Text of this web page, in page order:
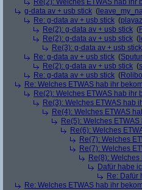
Re(2): Welches ETWAS hab ihr
g-data av + usb stick (
Re: g-data av + usb stick (playaz
Re(2): g-data av + usb stick (
Re(2): g-data av + usb stick (
Re(3): g-data av + usb stick
Re: g-data av + usb stick (
Re(2): g-data av + usb stick (
Re: g-data av + usb stick (
Re: Welches ETWAS hab ihr
Re(2): Welches ETWAS hab ihr
Re(3): Welches ETWAS hab
Re(4): Welches ETWAS
Re(5): Welches
Re(6): Welches
Re(7): Welches
Re(7): Welches
Re(8):
Dafür habe
Re: Dafür
Re: Welches ETWAS hab ihr